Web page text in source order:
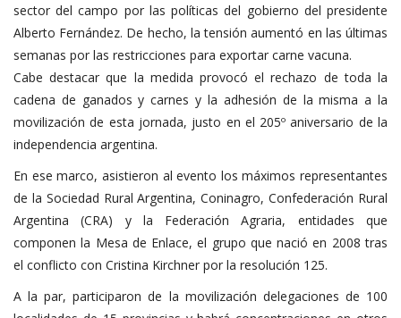
sector del campo por las políticas del gobierno del presidente
Alberto Fernández. De hecho, la tensión aumentó en las últimas
semanas por las restricciones para exportar carne vacuna.
Cabe destacar que la medida provocó el rechazo de toda la
cadena de ganados y carnes y la adhesión de la misma a la
movilización de esta jornada, justo en el 205º aniversario de la
independencia argentina.
En ese marco, asistieron al evento los máximos representantes
de la Sociedad Rural Argentina, Coninagro, Confederación Rural
Argentina (CRA) y la Federación Agraria, entidades que
componen la Mesa de Enlace, el grupo que nació en 2008 tras
el conflicto con Cristina Kirchner por la resolución 125.
A la par, participaron de la movilización delegaciones de 100